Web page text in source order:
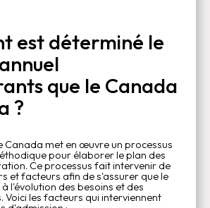
est déterminé le
que le Canada
?
Canada met en œuvre un processus
pour élaborer le plan des
Ce processus fait intervenir de
et facteurs afin de s'assurer que le
l'évolution des besoins et des
Voici les facteurs qui interviennent